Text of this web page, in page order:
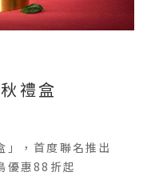
禮盒
」，首度聯名推出
優惠88折起